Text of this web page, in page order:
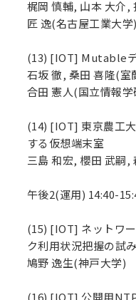
梶岡 慎輔, 山本 大介,
匠 逸(名古屋工業大学)
(13) [IOT] Mutable
石坂 徹, 桑田 喜隆(
合田 憲人(国立情報学
(14) [IOT] 東京農工
する仮想端末室
三島 和宏, 櫻田 武嗣,
午後2(運用) 14:40-
(15) [IOT] ネットワ
ク利用状況把握の試み
鳩野 逸生(神戸大学)
(16) [IOT] 公開用